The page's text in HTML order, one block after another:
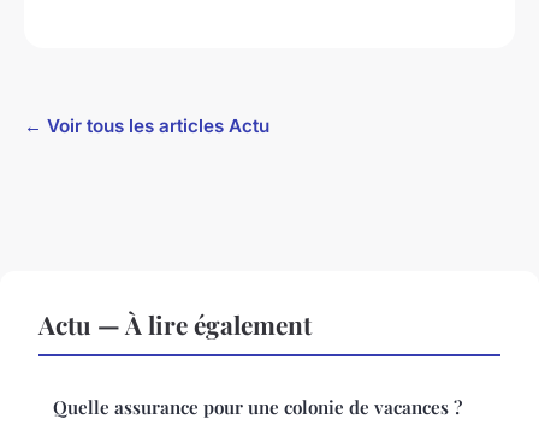
← Voir tous les articles Actu
Actu — À lire également
Quelle assurance pour une colonie de vacances ?